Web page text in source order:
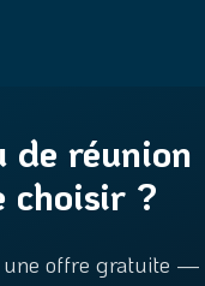
de réunion
choisir ?
une offre gratuite —